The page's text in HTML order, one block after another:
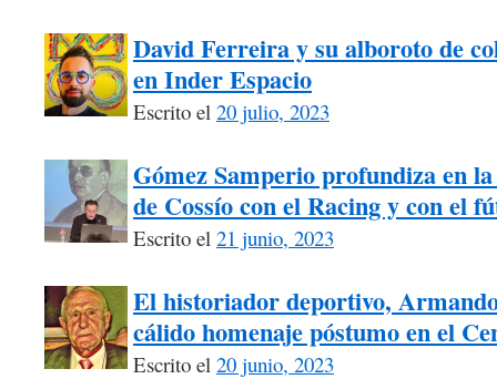
David Ferreira y su alboroto de
en Inder Espacio
Escrito el 20 julio, 2023
Gómez Samperio profundiza en
de Cossío con el Racing y con el
Escrito el 21 junio, 2023
El historiador deportivo,
cálido homenaje póstumo en el
Escrito el 20 junio, 2023